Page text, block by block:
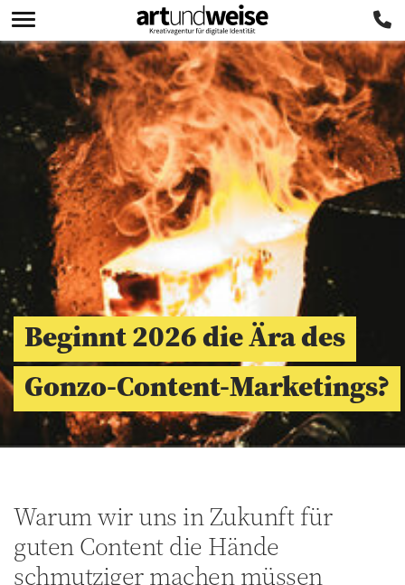
Beginnt 2026 die Ära des
Gonzo-Content-Marketings?
Warum wir uns in Zukunft für
guten Content die Hände
schmutziger machen müssen